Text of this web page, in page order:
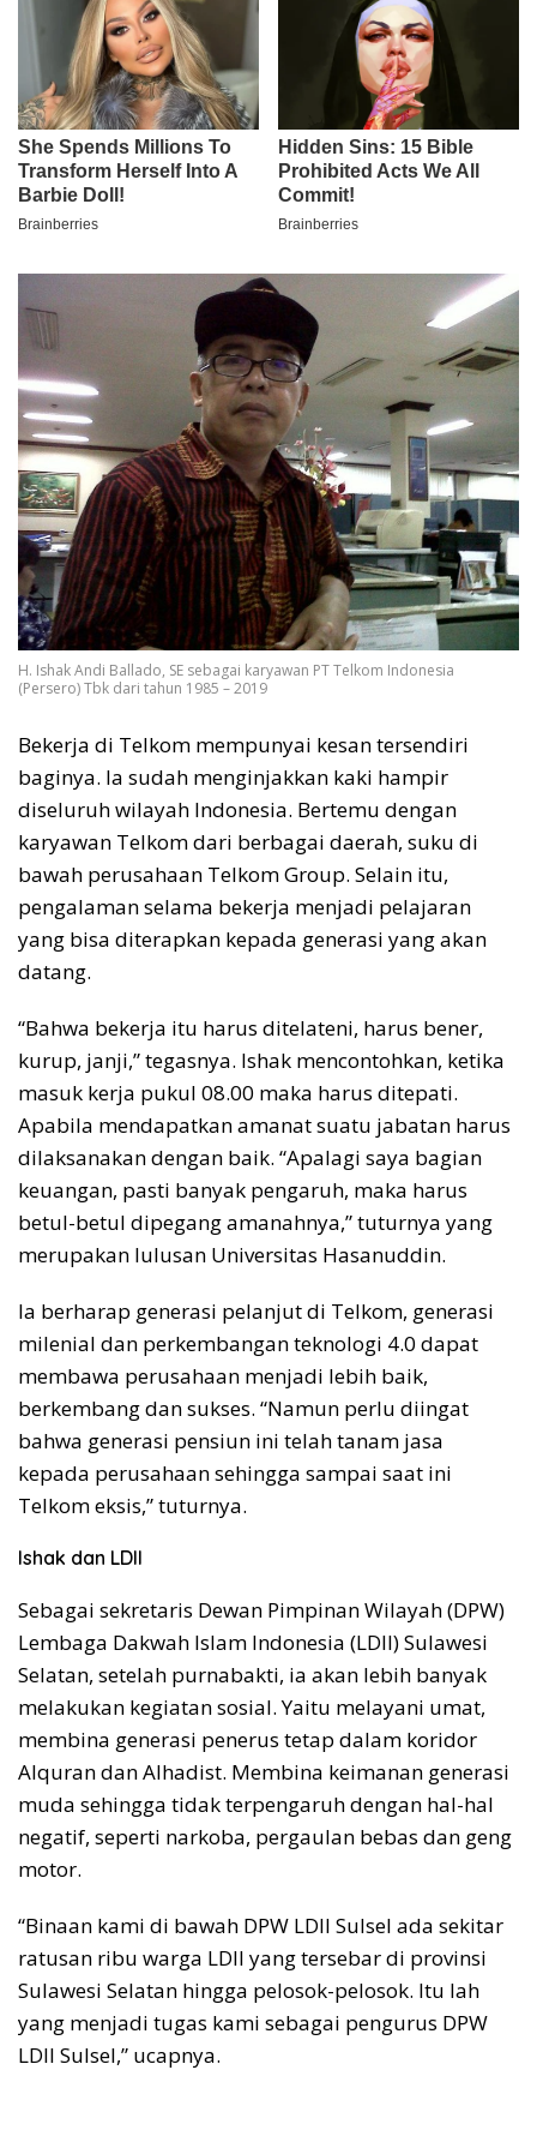
H. Ishak Andi Ballado, SE sebagai karyawan PT Telkom Indonesia
(Persero) Tbk dari tahun 1985 – 2019
Bekerja di Telkom mempunyai kesan tersendiri
baginya. Ia sudah menginjakkan kaki hampir
diseluruh wilayah Indonesia. Bertemu dengan
karyawan Telkom dari berbagai daerah, suku di
bawah perusahaan Telkom Group. Selain itu,
pengalaman selama bekerja menjadi pelajaran
yang bisa diterapkan kepada generasi yang akan
datang.
“Bahwa bekerja itu harus ditelateni, harus bener,
kurup, janji,” tegasnya. Ishak mencontohkan, ketika
masuk kerja pukul 08.00 maka harus ditepati.
Apabila mendapatkan amanat suatu jabatan harus
dilaksanakan dengan baik. “Apalagi saya bagian
keuangan, pasti banyak pengaruh, maka harus
betul-betul dipegang amanahnya,” tuturnya yang
merupakan lulusan Universitas Hasanuddin.
Ia berharap generasi pelanjut di Telkom, generasi
milenial dan perkembangan teknologi 4.0 dapat
membawa perusahaan menjadi lebih baik,
berkembang dan sukses. “Namun perlu diingat
bahwa generasi pensiun ini telah tanam jasa
kepada perusahaan sehingga sampai saat ini
Telkom eksis,” tuturnya.
Ishak dan LDII
Sebagai sekretaris Dewan Pimpinan Wilayah (DPW)
Lembaga Dakwah Islam Indonesia (LDII) Sulawesi
Selatan, setelah purnabakti, ia akan lebih banyak
melakukan kegiatan sosial. Yaitu melayani umat,
membina generasi penerus tetap dalam koridor
Alquran dan Alhadist. Membina keimanan generasi
muda sehingga tidak terpengaruh dengan hal-hal
negatif, seperti narkoba, pergaulan bebas dan geng
motor.
“Binaan kami di bawah DPW LDII Sulsel ada sekitar
ratusan ribu warga LDII yang tersebar di provinsi
Sulawesi Selatan hingga pelosok-pelosok. Itu lah
yang menjadi tugas kami sebagai pengurus DPW
LDII Sulsel,” ucapnya.